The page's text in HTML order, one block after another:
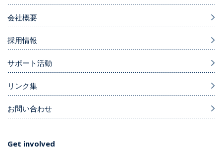
会社概要
採用情報
サポート活動
リンク集
お問い合わせ
Get involved